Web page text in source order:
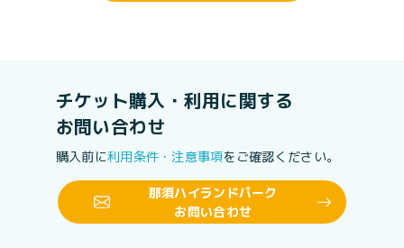
チケット購入・利用に関する
お問い合わせ
購入前に利用条件・注意事項をご確認ください。
那須ハイランドパーク
お問い合わせ